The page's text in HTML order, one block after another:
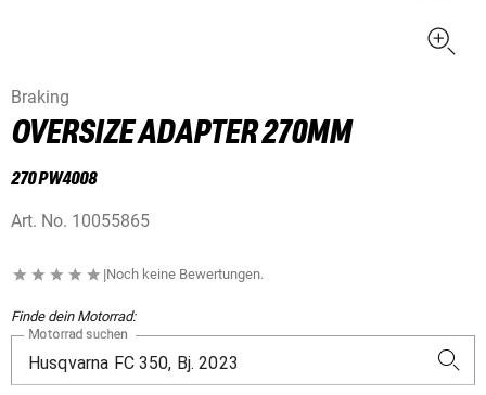
Braking
OVERSIZE ADAPTER 270MM
270 PW4008
Art. No. 10055865
|Noch keine Bewertungen.
Finde dein Motorrad:
Motorrad suchen